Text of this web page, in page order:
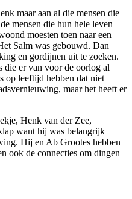
maar aan al die mensen die
mensen die hun hele leven
moesten toen naar een
Salm was gebouwd. Dan
en gordijnen uit te zoeken.
er van voor de oorlog al
op leeftijd hebben dat niet
maar het heeft er
Henk van der Zee,
want hij was belangrijk
Hij en Ab Grootes hebben
ook de connecties om dingen